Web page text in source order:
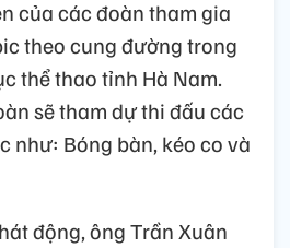
của các đoàn tham gia
theo cung đường trong
thể thao tỉnh Hà Nam.
sẽ tham dự thi đấu các
như: Bóng bàn, kéo co và
động, ông Trần Xuân